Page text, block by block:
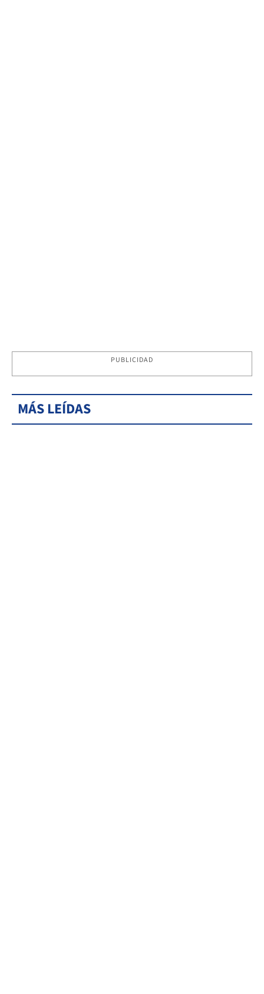
PUBLICIDAD
MÁS LEÍDAS